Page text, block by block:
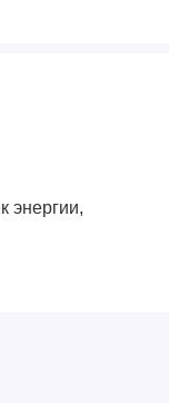
энергии,